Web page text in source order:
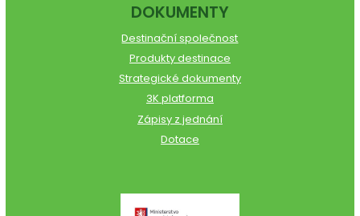
DOKUMENTY
Destinační společnost
Produkty destinace
Strategické dokumenty
3K platforma
Zápisy z jednání
Dotace